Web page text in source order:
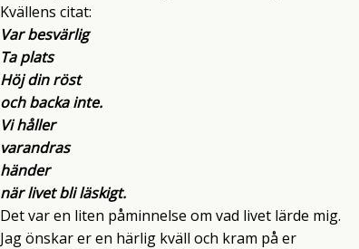
Kvällens citat:
Var besvärlig
Ta plats
Höj din röst
och backa inte.
Vi håller
varandras
händer
när livet bli läskigt.
Det var en liten påminnelse om vad livet lärde mig.
Jag önskar er en härlig kväll och kram på er